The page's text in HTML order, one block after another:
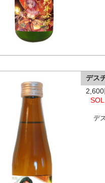
デス
デ